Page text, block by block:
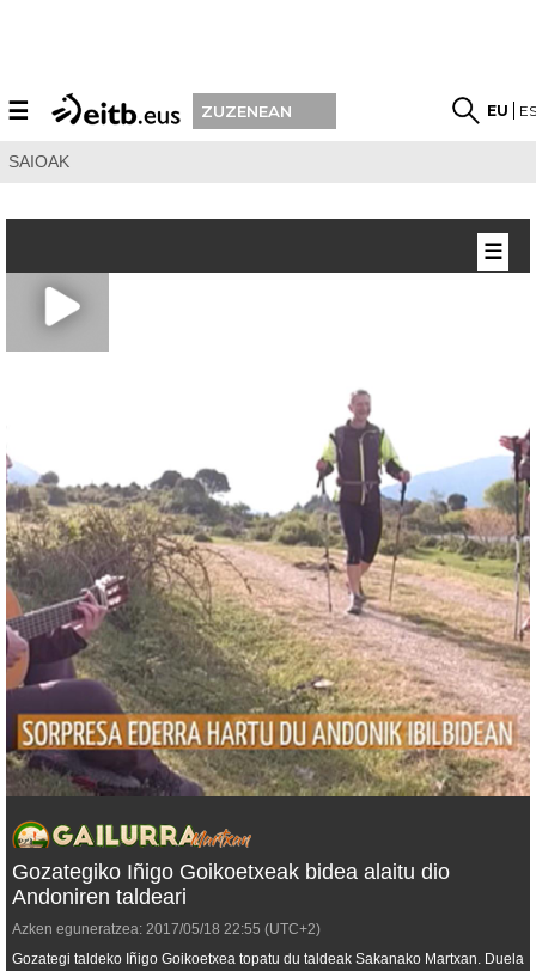
☰ ZUZENEAN EU
SAIOAK
Gozategiko Iñigo Goikoetxeak bidea alaitu dio
Andoniren taldeari
Azken eguneratzea: 2017/05/18 22:55 (UTC+2)
Gozategi taldeko Iñigo Goikoetxea topatu du taldeak Sakanako Martxan. Duela
☰